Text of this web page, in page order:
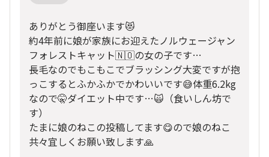
ありがとう御座います😻
約4年前に娘が家族にお迎えたノルウェージャン
フォレストキャット🇳🇴の女の子です…
長毛なのでもこもこでブラッシング大変ですが抱
っこするとふかふかでかわいいです😅体重6.2kg
なので🤫ダイエット中です…🙀（食いしん坊で
す）
たまに娘のねこの投稿してます😋ので娘のねこ
共々宜しくお願い致します🙏